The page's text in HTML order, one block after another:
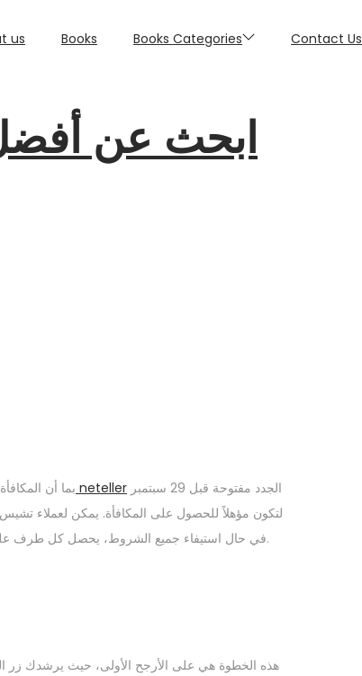
us Books Books Categories Contact Us
ابحث عن أفضل
بما أن دفعات neteller
في حال استيفاء جميع الشروط، يحصل كل طرف على 50 دولارًا في حسابهسيبدأ البنك بتتبع متطلبات الـ 60,100 دولار الجديدة بعد كشف الحساب الثاني.
هذه الخطوة هي على الأرجح الأولى، حيث يرشدك زر